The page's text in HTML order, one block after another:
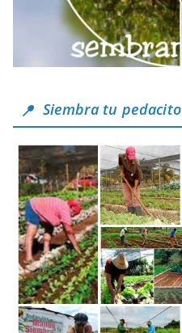
Siembra tu pedacito